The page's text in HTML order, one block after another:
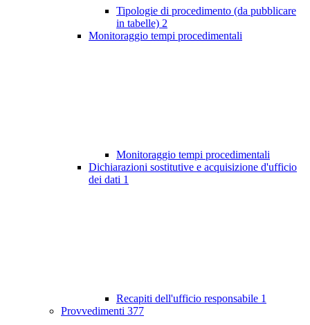
Tipologie di procedimento (da pubblicare
in tabelle) 2
Monitoraggio tempi procedimentali
Monitoraggio tempi procedimentali
Dichiarazioni sostitutive e acquisizione d'ufficio
dei dati 1
Recapiti dell'ufficio responsabile 1
Provvedimenti 377